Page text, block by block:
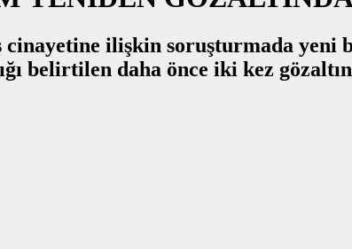
ilişkin soruşturmada yeni
belirtilen daha önce iki kez